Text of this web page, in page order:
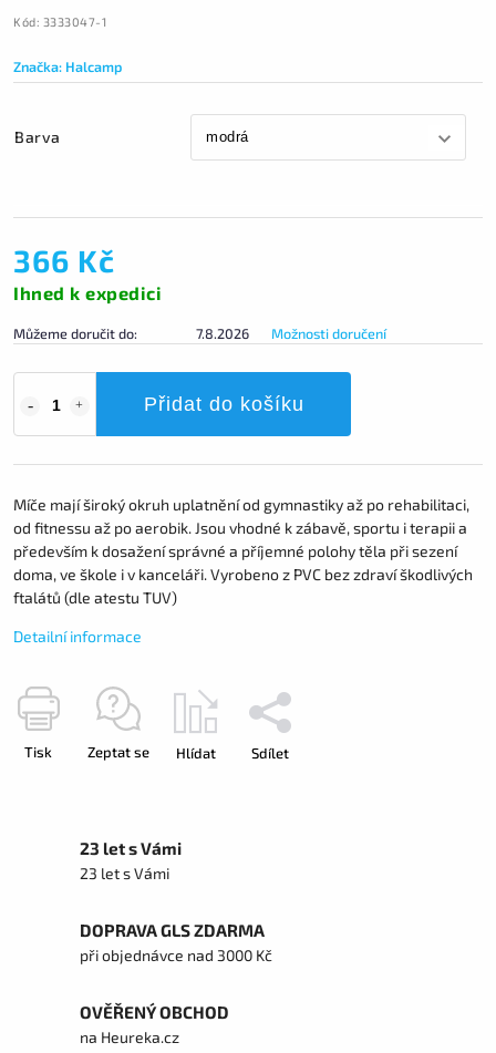
Kód: 3333047-1
Značka: Halcamp
Barva
366 Kč
Ihned k expedici
Můžeme doručit do: 7.8.2026 Možnosti doručení
Přidat do košíku
Míče mají široký okruh uplatnění od gymnastiky až po rehabilitaci,
od fitnessu až po aerobik. Jsou vhodné k zábavě, sportu i terapii a
především k dosažení správné a příjemné polohy těla při sezení
doma, ve škole i v kanceláři. Vyrobeno z PVC bez zdraví škodlivých
ftalátů (dle atestu TUV)
Detailní informace
Tisk Zeptat se Hlídat Sdílet
23 let s Vámi
23 let s Vámi
DOPRAVA GLS ZDARMA
při objednávce nad 3000 Kč
OVĚŘENÝ OBCHOD
na Heureka.cz